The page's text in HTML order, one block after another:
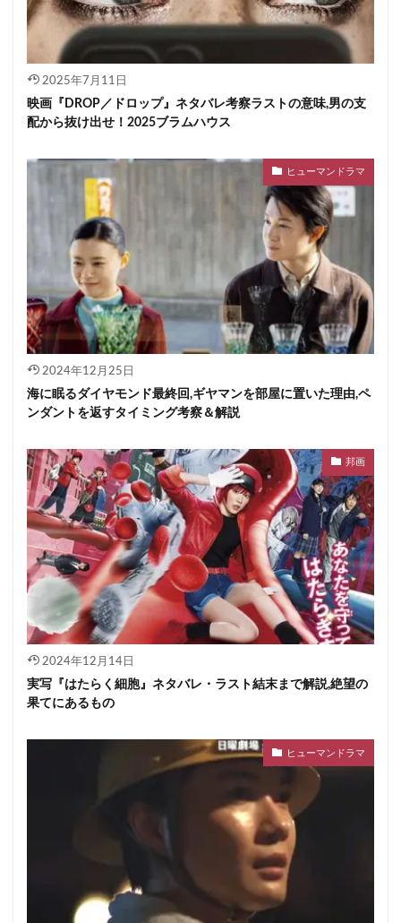
2025年7月11日
映画『DROP／ドロップ』ネタバレ考察ラストの意味,男の支
配から抜け出せ！2025ブラムハウス
ヒューマンドラマ
2024年12月25日
海に眠るダイヤモンド最終回,ギヤマンを部屋に置いた理由,ペ
ンダントを返すタイミング考察＆解説
邦画
2024年12月14日
実写『はたらく細胞』ネタバレ・ラスト結末まで解説,絶望の
果てにあるもの
ヒューマンドラマ